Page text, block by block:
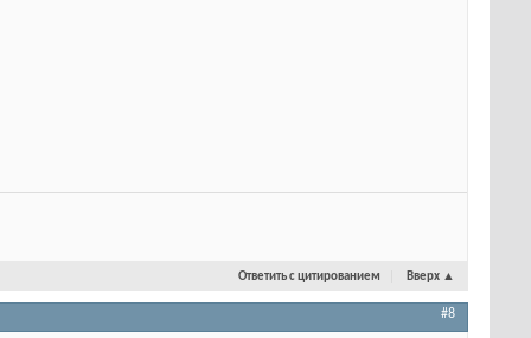
Ответить с цитированием Вверх ▲
#8